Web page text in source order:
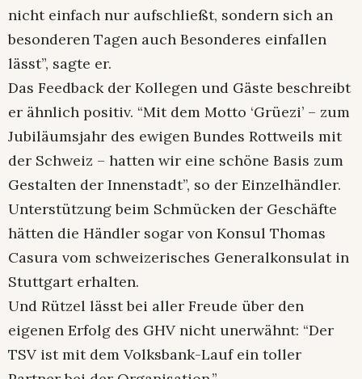
nicht einfach nur aufschließt, sondern sich an
besonderen Tagen auch Besonderes einfallen
lässt”, sagte er.
Das Feedback der Kollegen und Gäste beschreibt
er ähnlich positiv. “Mit dem Motto ‘Grüezi’ – zum
Jubiläumsjahr des ewigen Bundes Rottweils mit
der Schweiz – hatten wir eine schöne Basis zum
Gestalten der Innenstadt”, so der Einzelhändler.
Unterstützung beim Schmücken der Geschäfte
hätten die Händler sogar von Konsul Thomas
Casura vom schweizerisches Generalkonsulat in
Stuttgart erhalten.
Und Rützel lässt bei aller Freude über den
eigenen Erfolg des GHV nicht unerwähnt: “Der
TSV ist mit dem Volksbank-Lauf ein toller